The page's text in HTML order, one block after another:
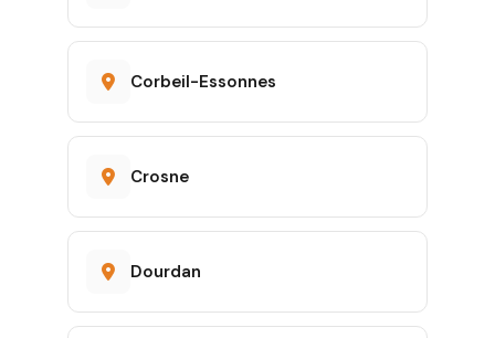
Corbeil-Essonnes
Crosne
Dourdan